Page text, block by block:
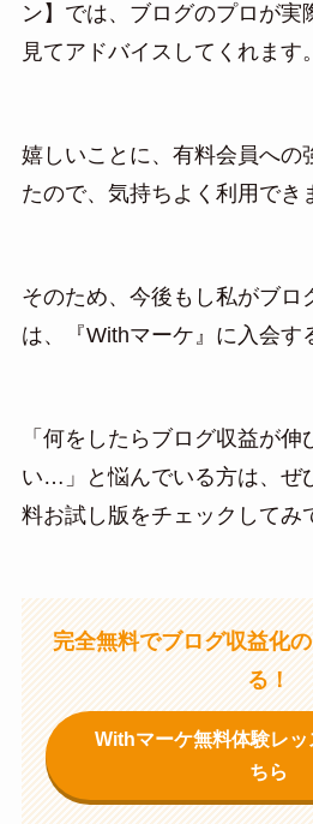
ン】では、ブログのプロが実
見てアドバイスしてくれます。
嬉しいことに、有料会員への
たので、気持ちよく利用でき
そのため、今後もし私がブロ
は、『Withマーケ』に入会す
「何をしたらブログ収益が伸
い…」と悩んでいる方は、ぜ
料お試し版をチェックしてみ
完全無料でブログ収益化
る！
Withマーケ無料体験レッ
ちら